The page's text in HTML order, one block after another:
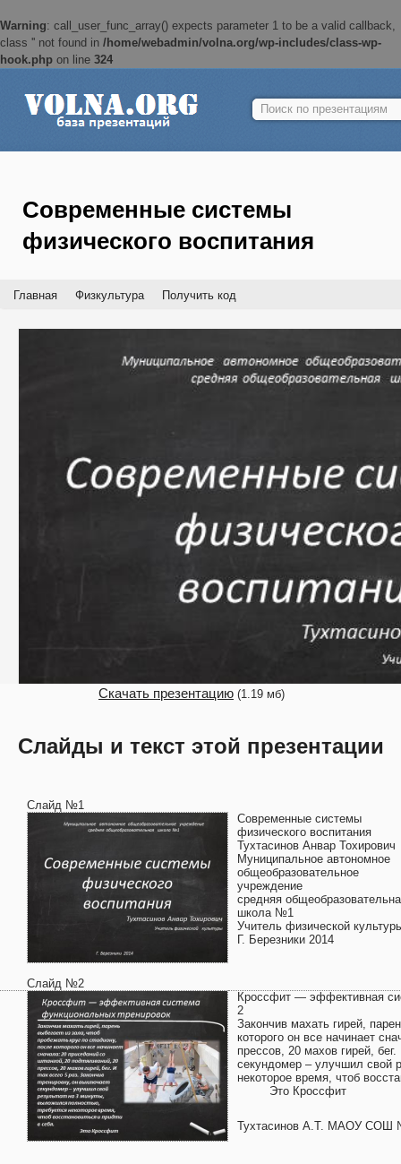
Warning: call_user_func_array() expects parameter 1 to be a valid callback,
class '' not found in /home/webadmin/volna.org/wp-includes/class-wp-
hook.php on line 324
Найти:
Современные системы
физического воспитания
Главная Физкультура Получить код
Скачать презентацию (1.19 мб)
Слайды и текст этой презентации
Слайд №1
Современные системы
физического воспитания
Тухтасинов Анвар Тохирович
Муниципальное автономное
общеобразовательное
учреждение
средняя
школа №1
Учитель физической
Г. Березники 2014
Слайд №2
Кроссфит — эффективная
2
Закончив махать гирей,
которого он все начинает
прессов, 20 махов гирей,
секундомер – улучшил свой
некоторое время, чтоб
Это Кроссфит
Тухтасинов А.Т. МАОУ СОШ